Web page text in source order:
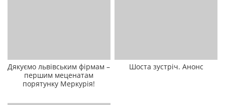
Дякуємо львівським фірмам –
першим меценатам
порятунку Меркурія!
Шоста зустріч. Анонс